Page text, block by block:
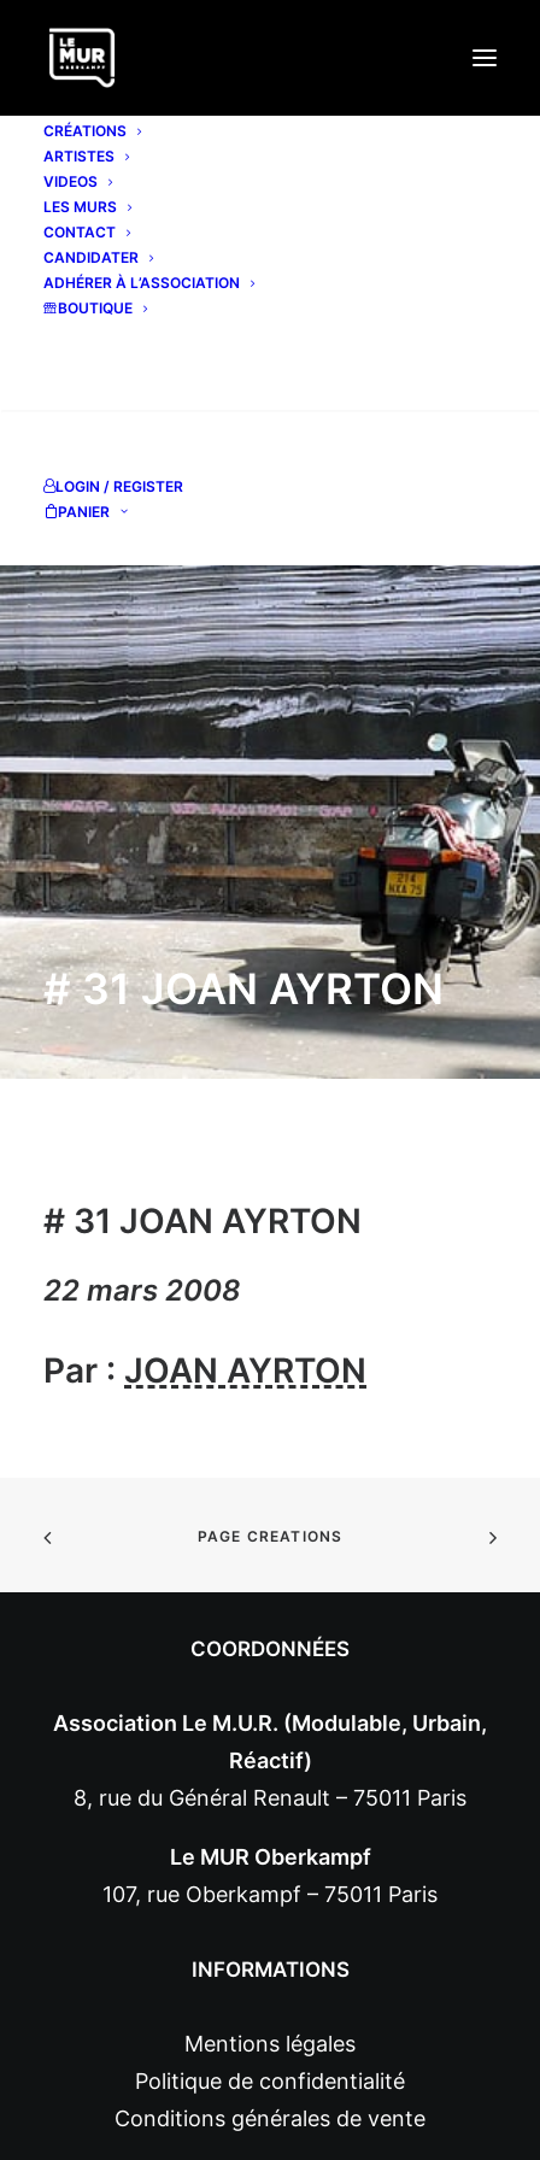
CRÉATIONS
ARTISTES
VIDEOS
LES MURS
CONTACT
CANDIDATER
ADHÉRER À L’ASSOCIATION
BOUTIQUE
LOGIN / REGISTER
PANIER
# 31 JOAN AYRTON
# 31 JOAN AYRTON
22 mars 2008
Par : JOAN AYRTON
PAGE CREATIONS
COORDONNÉES
Association Le M.U.R. (Modulable, Urbain,
Réactif)
8, rue du Général Renault – 75011 Paris
Le MUR Oberkampf
107, rue Oberkampf – 75011 Paris
INFORMATIONS
Mentions légales
Politique de confidentialité
Conditions générales de vente